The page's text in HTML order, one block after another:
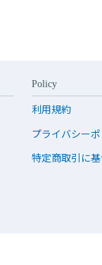
Policy
利用規約
プライバシー
特定商取引に